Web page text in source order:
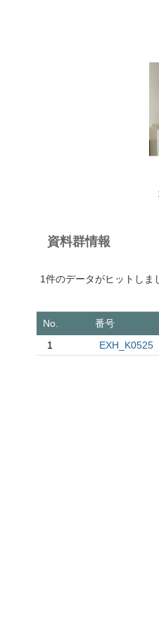
資料群情報
1件のデータがヒットしま
No. 番号
1
EXH_K0525